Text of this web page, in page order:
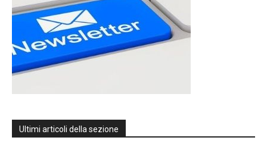
Ultimi articoli della sezione